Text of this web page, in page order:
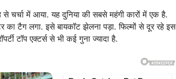
चर्चा में आया. यह दुनिया की सबसे महंगी कारों में एक है.
का टैग लगा. इसे बायकॉट झेलना पड़ा. फिल्मों से दूर रहे इस
टॉप एक्टर्स से भी कई गुना ज्यादा है.